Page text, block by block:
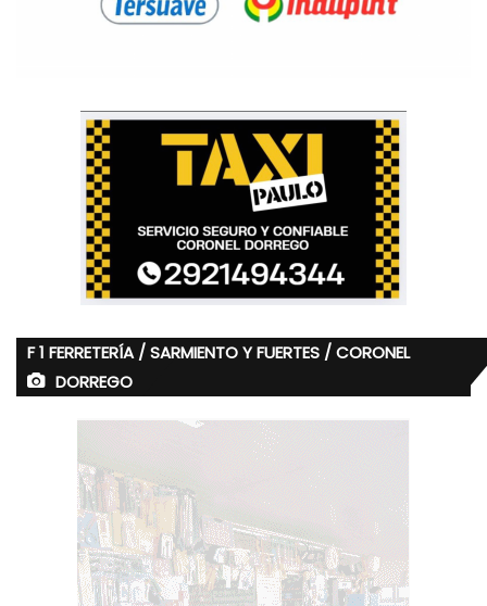
F 1 FERRETERÍA / SARMIENTO Y FUERTES / CORONEL
DORREGO